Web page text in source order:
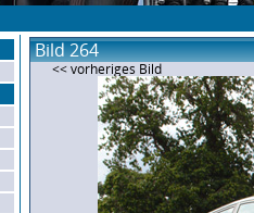
Bild 264
<< vorheriges Bild